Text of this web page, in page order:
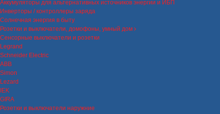
Аккумуляторы для альтернативных источников энергии и ИБП
Инверторы / контроллеры заряда
Солнечная энергия в быту
Розетки и выключатели, домофоны, умный дом
Сенсорные выключатели и розетки
Legrand
Schneider Electric
ABB
Simon
Lezard
IEK
GIRA
Розетки и выключатели наружние